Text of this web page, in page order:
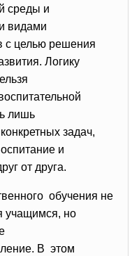
среды и
видами
с целью решения
Логику
лишь
задач,
и
от друга.
обучения не
учащимся, но
В этом